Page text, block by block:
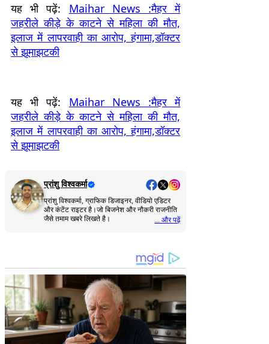
यह भी पढ़ें:
Maihar News :मैहर में
जहरीले कीड़े के काटने से महिला की मौत,
इलाज में लापरवाही का आरोप, हंगामा,डॉक्टर
से झूमाझटकी
यह भी पढ़ें:
Maihar News :मैहर में
जहरीले कीड़े के काटने से महिला की मौत,
इलाज में लापरवाही का आरोप, हंगामा,डॉक्टर
से झूमाझटकी
प्रांशु विश्वकर्मा
प्रांशु विश्वकर्मा, ग्राफिक डिजाइनर, वीडियो एडिटर
और कंटेंट राइटर है।जो बिजनेश और नौकरी राजनीति
जैसे तमाम खबरे लिखते है।
... और पढ़ें